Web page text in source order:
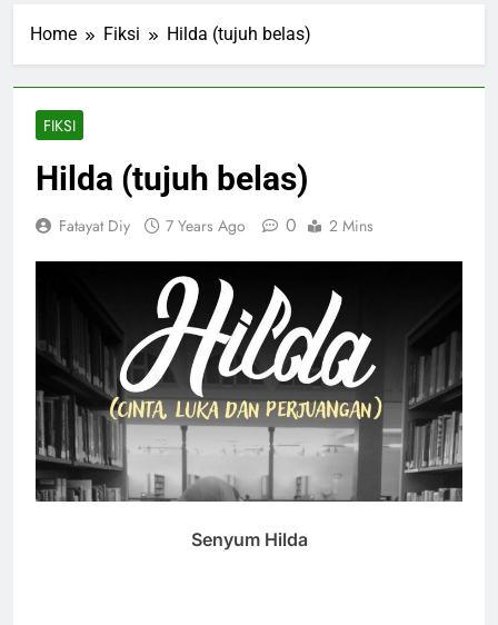
Home Fiksi Hilda (tujuh belas)
FIKSI
Hilda (tujuh belas)
Fatayat Diy 7 Years Ago 0 2 Mins
Senyum Hilda